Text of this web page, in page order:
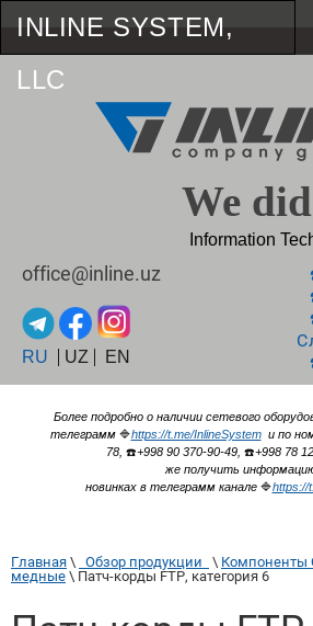
INLINE SYSTEM,
LLC
We did
Information
office@inline.uz
RU UZ EN
Более подробно о наличии сетевого
телеграмм 🔷https://t.me/InlineSystemи по
78, ☎️+998 90 370-90-49, ☎️+998 78
же получить
новинках в телеграмм канале 🔷https://
Главная \ Обзор продукции \ Компоненты
медные \ Патч-корды FTP, категория 6